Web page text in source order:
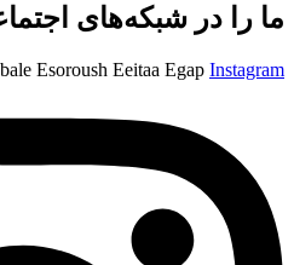
ما را در شبکه‌های
Esoroush Eeitaa Egap Instagram